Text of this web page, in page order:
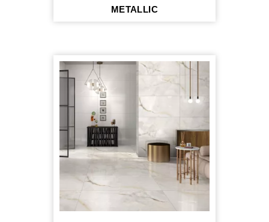
METALLIC